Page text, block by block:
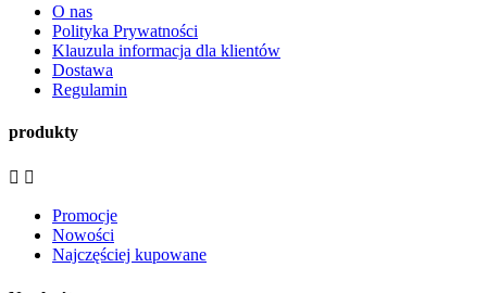
O nas
Polityka Prywatności
Klauzula informacja dla klientów
Dostawa
Regulamin
produkty
 
Promocje
Nowości
Najczęściej kupowane